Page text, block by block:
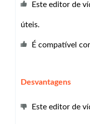
Este editor de
úteis.
É compatível
Desvantagens
Este editor de